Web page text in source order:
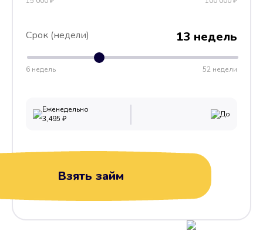
Срок (недели) 13 недель
6 недель 52 недели
Еженедельно
3,495 ₽ До
Взять займ